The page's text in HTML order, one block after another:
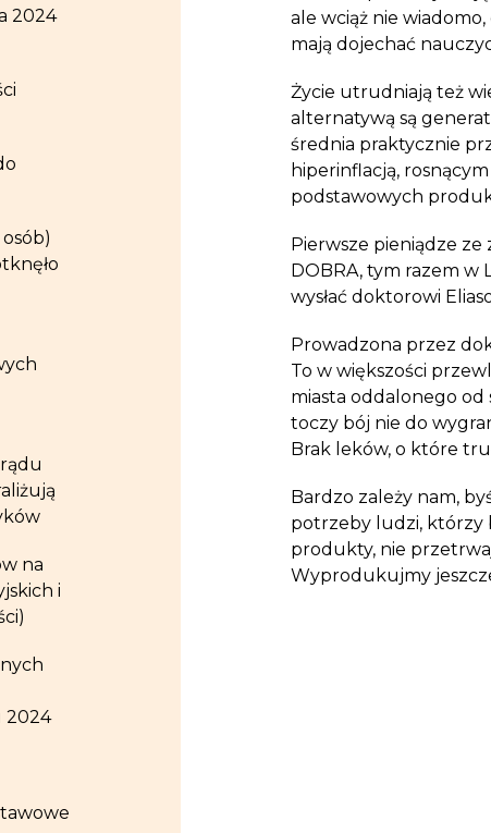
2024
na
i
2024
ale wciąż nie
mają dojechać
Życie utrudniają też
alternatywą są
średnia praktycznie
hiperinflacją,
podstawowych
Pierwsze pieniądze ze
DOBRA, tym razem w
wysłać doktorowi
Prowadzona przez
To w większości
miasta oddalonego od
toczy bój nie do
Brak leków, o które
Bardzo zależy nam,
potrzeby ludzi, którzy
produkty, nie
Wyprodukujmy